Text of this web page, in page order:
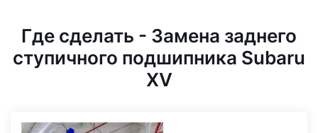
Где сделать - Замена заднего
ступичного подшипника Subaru
XV